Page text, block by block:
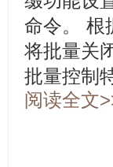
命令。 根
将批量关
批量控制
阅读全文